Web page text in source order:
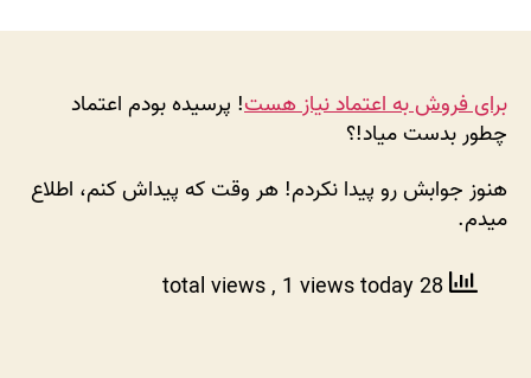
اعتماد
در
چطور
بدست
برای فروش به اعتماد نیاز هست! پرسیده بودم اعتماد
چطور بدست میاد!؟
هنوز جوابش رو پیدا نکردم! هر وقت که پیداش کنم، اطلاع
میدم.
, 1 views today